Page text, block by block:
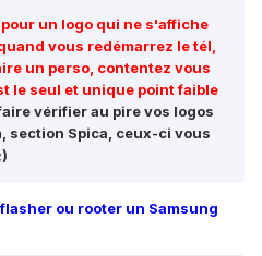
un logo qui ne s'affiche
vous redémarrez le tél,
un perso, contentez vous
le seul et unique point faible
vérifier au pire vos logos
section Spica, ceux-ci vous
ou rooter un Samsung